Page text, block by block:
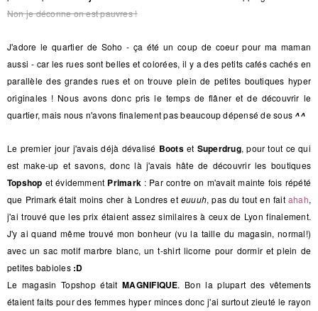
Non je déconne on est pauvres !
J'adore le quartier de Soho - ça été un coup de coeur pour ma maman
aussi - car les rues sont belles et colorées, il y a des petits cafés cachés en
parallèle des grandes rues et on trouve plein de petites boutiques hyper
originales ! Nous avons donc pris le temps de flâner et de découvrir le
quartier, mais nous n'avons finalement pas beaucoup dépensé de sous ^^
Le premier jour j'avais déjà dévalisé Bootset Superdrug, pour tout ce qui
est make-up et savons, donc là j'avais hâte de découvrir les boutiques
Topshop et évidemment Primark : Par contre on m'avait mainte fois répété
que Primark était moins cher à Londres et euuuh, pas du tout en fait ahah,
j'ai trouvé que les prix étaient assez similaires à ceux de Lyon finalement.
J'y ai quand même trouvé mon bonheur (vu la taille du magasin, normal!)
avec un sac motif marbre blanc, un t-shirt licorne pour dormir et plein de
petites babioles :D
Le magasin Topshop étaitMAGNIFIQUE. Bon la plupart des vêtements
étaient faits pour des femmes hyper minces donc j'ai surtout zieuté le rayon